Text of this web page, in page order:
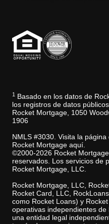
1
Basado en los datos de
los registros de datos
Rocket Mortgage, 1050
1906
NMLS #3030. Visita la
Rocket Mortgage aquí.
©2000-2026 Rocket
reservados. Los servicios de
Rocket Mortgage, LLC.
Rocket Mortgage, LLC,
Rocket Card, LLC,
como Rocket Loans) y
operativas independientes
una entidad legal